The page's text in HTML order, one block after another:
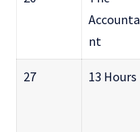
Accounta
nt
27 13 Hours